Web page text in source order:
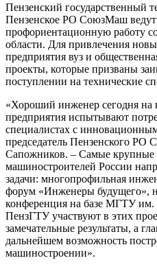
Пензенский государственный
Пензенское РО СоюзМаш
профориентационную работу
области. Для привлечения
предприятия вуз и
проекты, которые призваны
поступлении на технические
«Хороший инженер сегодня на
предприятия испытывают
специалистах с
председатель Пензенского
Сапожников. – Самые крупные
машиностроителей России
задачи: многопрофильная
форум «Инженеры будущего»,
конференция на базе МГТУ
ПензГТУ участвуют в этих
замечательные результаты, а
дальнейшем возможность
машиностроении».